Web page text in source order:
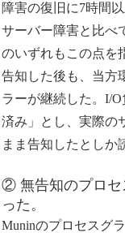
障害の復旧に7時間
サーバー障害と比べ
のいずれもこの点を
告知した後も、当方
ラーが継続した。I/
済み」とし、実際の
まま告知したとしか
② 無告知のプロセ
った。
Muninのプロセスグ